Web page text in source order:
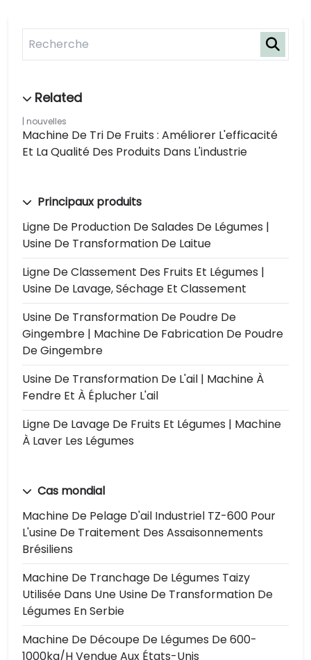
nouvelles
Machine De Tri De Fruits : Améliorer L'efficacité
Et La Qualité Des Produits Dans L'industrie
Principaux produits
Ligne De Production De Salades De Légumes |
Usine De Transformation De Laitue
Ligne De Classement Des Fruits Et Légumes |
Usine De Lavage, Séchage Et Classement
Usine De Transformation De Poudre De
Gingembre | Machine De Fabrication De Poudre
De Gingembre
Usine De Transformation De L'ail | Machine À
Fendre Et À Éplucher L'ail
Ligne De Lavage De Fruits Et Légumes | Machine
À Laver Les Légumes
Cas mondial
Machine De Pelage D'ail Industriel TZ-600 Pour
L'usine De Traitement Des Assaisonnements
Brésiliens
Machine De Tranchage De Légumes Taizy
Utilisée Dans Une Usine De Transformation De
Légumes En Serbie
Machine De Découpe De Légumes De 600-
1000kg/h Vendue Aux États-Unis